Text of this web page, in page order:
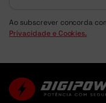
Ao subscrever concorda
Privacidade e Cookies.